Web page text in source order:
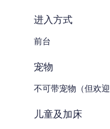
进入方式
前台
宠物
不可带宠物（但欢
儿童及加床